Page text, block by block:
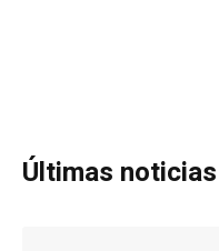
Últimas noticias